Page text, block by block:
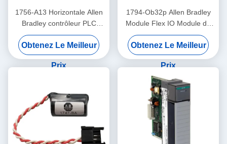
1756-A13 Horizontale Allen
Bradley contrôleur PLC
châssis treize 13 fentes
Obtenez Le Meilleur
Prix
1794-Ob32p Allen Bradley
Module Flex IO Module de
sortie discrète
électroniquement protégé
Obtenez Le Meilleur
Prix